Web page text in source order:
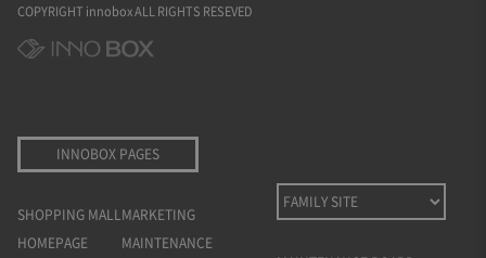
COPYRIGHT innobox ALL RIGHTS RESEVED
INNOBOX PAGES
SHOPPING MALL
HOMEPAGE
MARKETING
MAINTENANCE